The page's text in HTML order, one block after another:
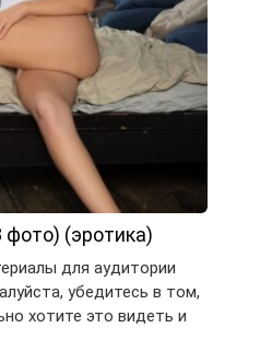
(эротика)
для аудитории
убедитесь в том,
хотите это видеть и